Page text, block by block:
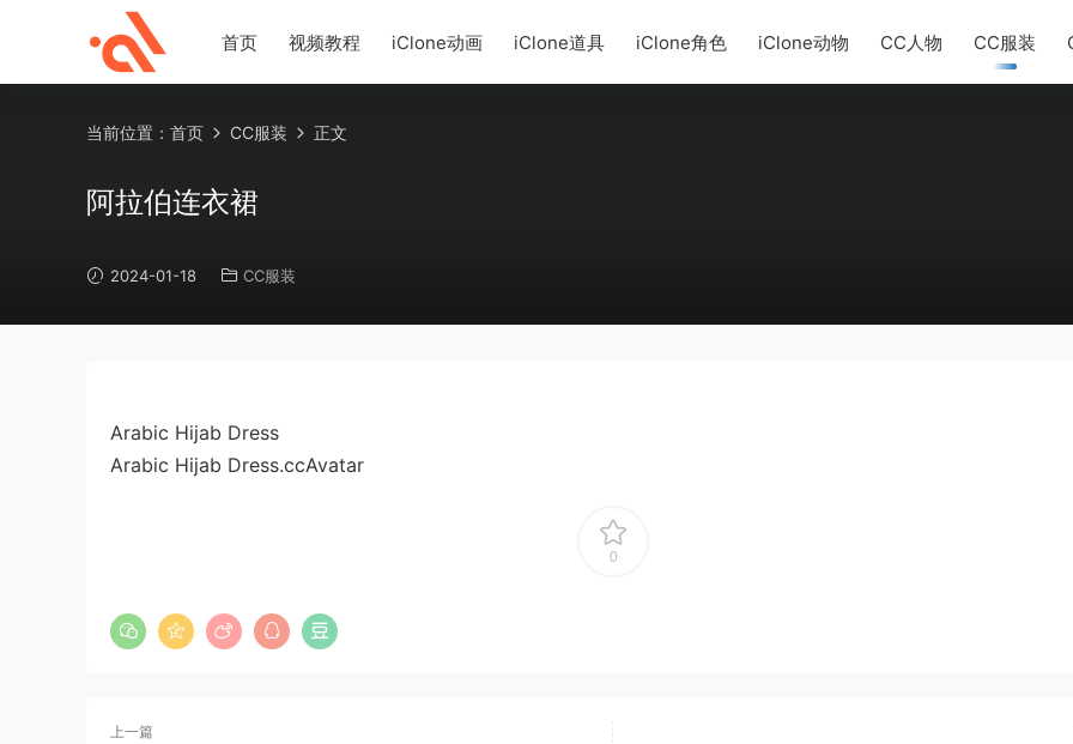
首页 视频教程 iClone动画 iClone道具 iClone角色 iClone动物 CC人物 CC服装
当前位置： 首页 CC服装 正文
阿拉伯连衣裙
2024-01-18 CC服装
Arabic Hijab Dress
Arabic Hijab Dress.ccAvatar
0
上一篇